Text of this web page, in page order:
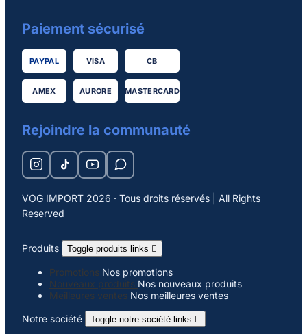
Paiement sécurisé
PAYPAL VISA CB
AMEX AURORE MASTERCARD
Rejoindre la communauté
VOG IMPORT 2026 · Tous droits réservés | All Rights
Reserved
Produits Toggle produits links 
Promotions Nos promotions
Nouveaux produits Nos nouveaux produits
Meilleures ventes Nos meilleures ventes
Notre société
Toggle notre société links 